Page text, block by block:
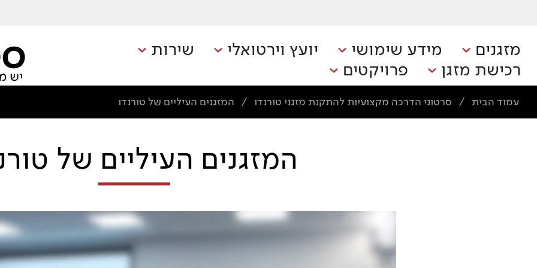
מזגנים מידע שימושי יועץ וירטואלי
שירות
רכישת מזגן
פרויקטים
עמוד הבית / סרטוני הדרכה מקצועיות להתקנת מזגני טורנדו / המזגנים העיליים של טורנדו
המזגנים העיליים של